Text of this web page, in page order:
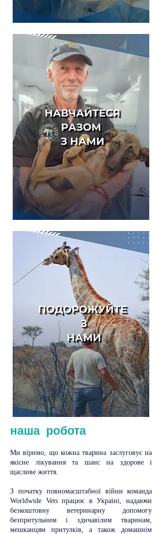
наша робота
Ми віримо, що кожна тварина заслуговує на
якісне лікування та шанс на здорове і
щасливе життя.
З початку повномасштабної війни команда
Worldwide Vets працює в Україні, надаючи
безкоштовну ветеринарну допомогу
безпритульним і здичавілим тваринам,
мешканцям притулків, а також домашнім